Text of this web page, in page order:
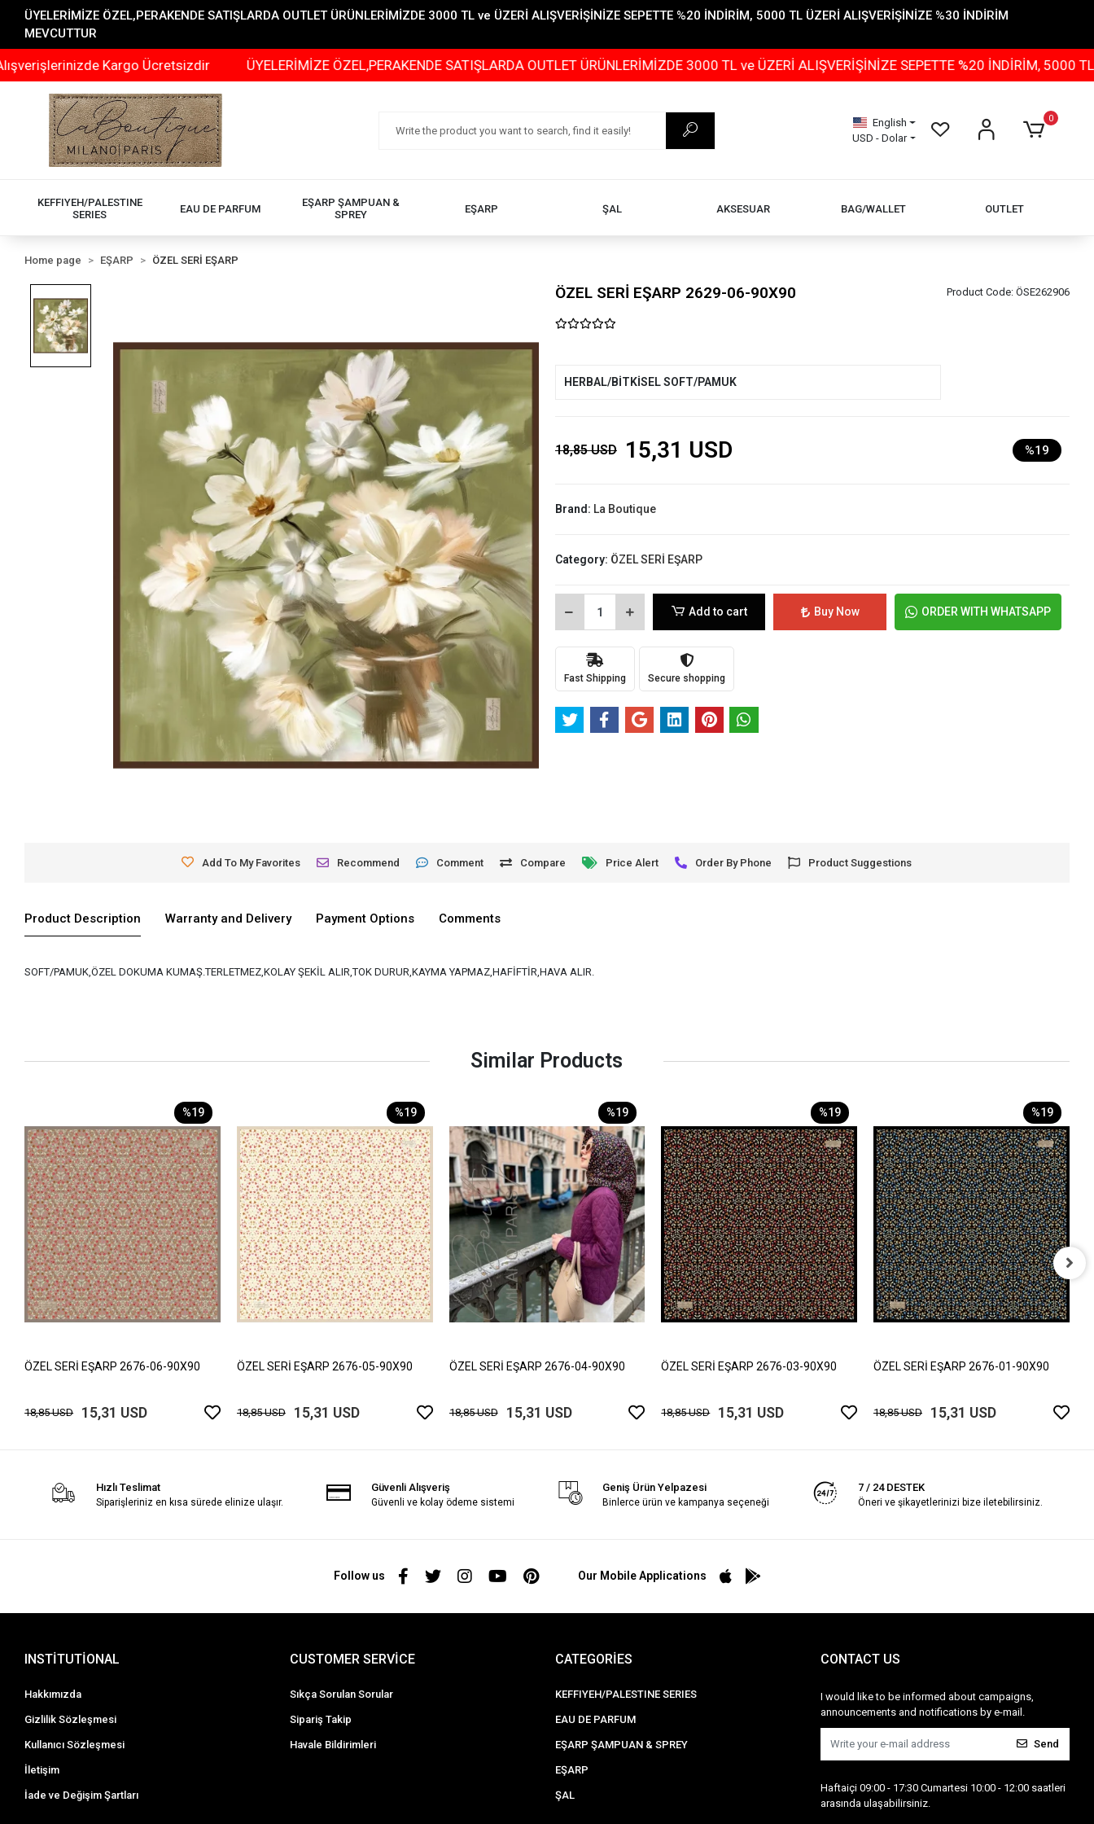
ÜYELERİMİZE ÖZEL,PERAKENDE SATIŞLARDA OUTLET ÜRÜNLERİMİZDE 3000 TL ve ÜZERİ ALIŞVERİŞİNİZE SEPETTE %20 İNDİRİM, 5000 TL ÜZERİ ALIŞVERİŞİNİZE %30 İNDİRİM
MEVCUTTUR
Kargo Ücretsizdir ÜYELERİMİZE ÖZEL,PERAKENDE SATIŞLARDA OUTLET ÜRÜNLERİMİZDE 3000 TL ve ÜZERİ ALIŞVERİŞİNİZE SEPETTE %20 İNDİRİM, 5000 TL ÜZERİ
English
USD - Dolar
0
KEFFIYEH/PALESTINE
SERIES
EAU DE PARFUM
EŞARP ŞAMPUAN &
SPREY
EŞARP ŞAL AKSESUAR BAG/WALLET OUTLET
Home page EŞARP ÖZEL SERİ EŞARP
ÖZEL SERİ EŞARP 2629-06-90X90 Product Code: ÖSE262906
HERBAL/BİTKİSEL SOFT/PAMUK
18,85 USD 15,31 USD %19
Brand: La Boutique
Category: ÖZEL SERİ EŞARP
Add to cart Buy Now ORDER WITH WHATSAPP
Fast Shipping Secure shopping
Add To My Favorites Recommend Comment Compare Price Alert Order By Phone Product Suggestions
Product Description Warranty and Delivery Payment Options Comments
SOFT/PAMUK,ÖZEL DOKUMA KUMAŞ.TERLETMEZ,KOLAY ŞEKİL ALIR,TOK DURUR,KAYMA YAPMAZ,HAFİFTİR,HAVA ALIR.
Similar Products
%19
ÖZEL SERİ EŞARP 2676-06-90X90
18,85 USD 15,31 USD
%19
ÖZEL SERİ EŞARP 2676-05-90X90
18,85 USD 15,31 USD
%19
ÖZEL SERİ EŞARP 2676-04-90X90
18,85 USD 15,31 USD
%19
ÖZEL SERİ EŞARP 2676-03-90X90
18,85 USD 15,31 USD
%19
ÖZEL SERİ EŞARP 2676-01-90X90
18,85 USD 15,31 USD
Hızlı Teslimat
Siparişleriniz en kısa sürede elinize ulaşır.
Güvenli Alışveriş
Güvenli ve kolay ödeme sistemi
Geniş Ürün Yelpazesi
Binlerce ürün ve kampanya seçeneği
7 / 24 DESTEK
Öneri ve şikayetlerinizi bize iletebilirsiniz.
Follow us Our Mobile Applications
INSTİTUTİONAL
Hakkımızda
Gizlilik Sözleşmesi
Kullanıcı Sözleşmesi
İletişim
İade ve Değişim Şartları
CUSTOMER SERVİCE
Sıkça Sorulan Sorular
Sipariş Takip
Havale Bildirimleri
CATEGORİES
KEFFIYEH/PALESTINE SERIES
EAU DE PARFUM
EŞARP ŞAMPUAN & SPREY
EŞARP
ŞAL
CONTACT US
I would like to be informed about campaigns,
announcements and notifications by e-mail.
Send
Haftaiçi 09:00 - 17:30 Cumartesi 10:00 - 12:00 saatleri
arasında ulaşabilirsiniz.